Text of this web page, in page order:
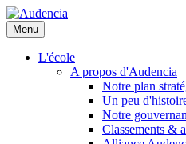
Aller
au
contenu
principal
Menu
L'école
A propos d'Audencia
Notre plan
Un peu
Notre
Classements &